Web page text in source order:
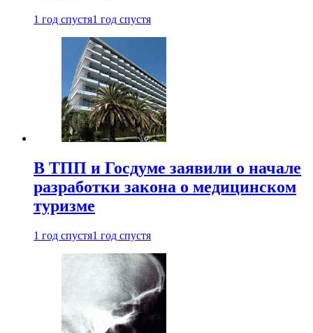
1 год спустя1 год спустя
В ТПП и Госдуме заявили о начале
разработки закона о медицинском
туризме
1 год спустя1 год спустя